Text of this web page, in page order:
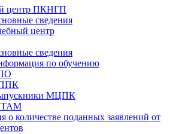
центр ПКНГП
сведения
центр
сведения
по обучению
МЦПК
о количестве поданных заявлений от